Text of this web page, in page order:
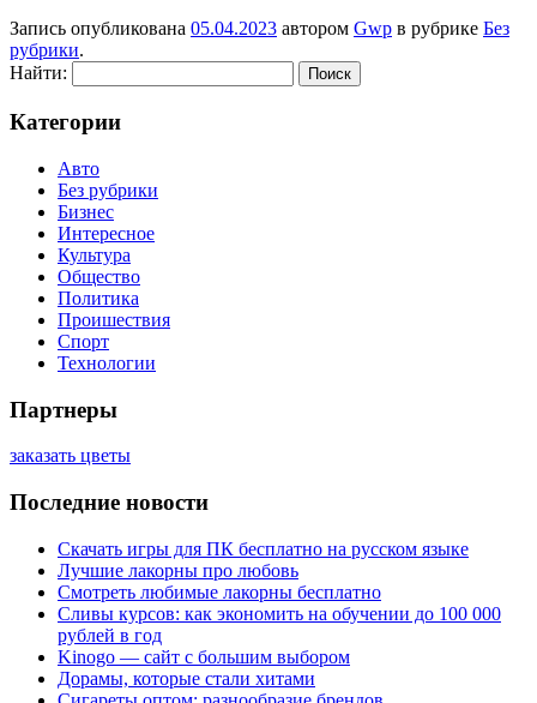
Запись опубликована 05.04.2023 автором Gwp в рубрике Без
рубрики.
Найти:
Категории
Авто
Без рубрики
Бизнес
Интересное
Культура
Общество
Политика
Проишествия
Спорт
Технологии
Партнеры
заказать цветы
Последние новости
Скачать игры для ПК бесплатно на русском языке
Лучшие лакорны про любовь
Смотреть любимые лакорны бесплатно
Сливы курсов: как экономить на обучении до 100 000
рублей в год
Kinogo — сайт с большим выбором
Дорамы, которые стали хитами